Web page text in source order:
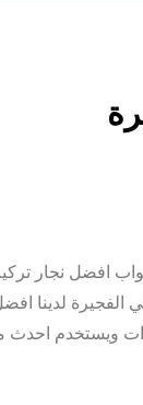
الفجيرة |0557821580| تفصيل ابواب
لدينا
ويستخدم احدث